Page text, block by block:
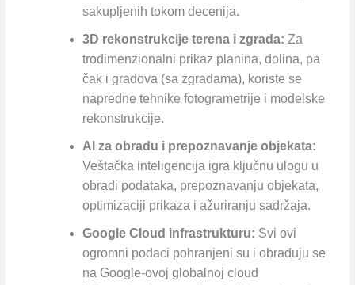
sakupljenih tokom decenija.
3D rekonstrukcije terena i zgrada: Za
trodimenzionalni prikaz planina, dolina, pa
čak i gradova (sa zgradama), koriste se
napredne tehnike fotogrametrije i modelske
rekonstrukcije.
AI za obradu i prepoznavanje objekata:
Veštačka inteligencija igra ključnu ulogu u
obradi podataka, prepoznavanju objekata,
optimizaciji prikaza i ažuriranju sadržaja.
Google Cloud infrastrukturu: Svi ovi
ogromni podaci pohranjeni su i obrađuju se
na Google-ovoj globalnoj cloud